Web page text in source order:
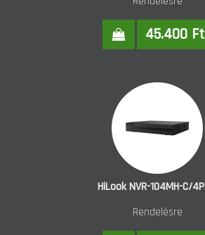
45.400 Ft
HiLook NVR-104MH-C/
Rendelésre